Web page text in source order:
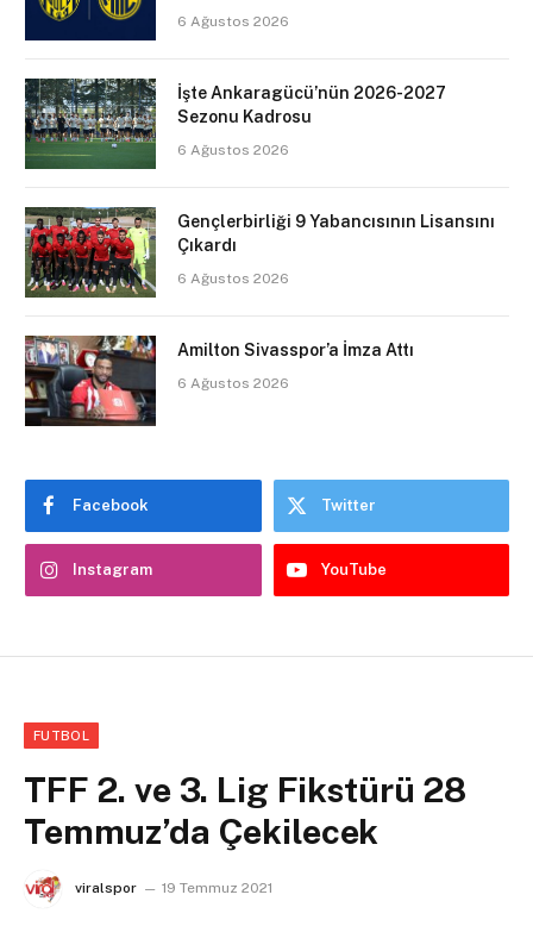
6 Ağustos 2026
İşte Ankaragücü’nün 2026-2027
Sezonu Kadrosu
6 Ağustos 2026
Gençlerbirliği 9 Yabancısının Lisansını
Çıkardı
6 Ağustos 2026
Amilton Sivasspor’a İmza Attı
6 Ağustos 2026
Facebook Twitter
Instagram YouTube
FUTBOL
TFF 2. ve 3. Lig Fikstürü 28
Temmuz’da Çekilecek
viralspor 19 Temmuz 2021